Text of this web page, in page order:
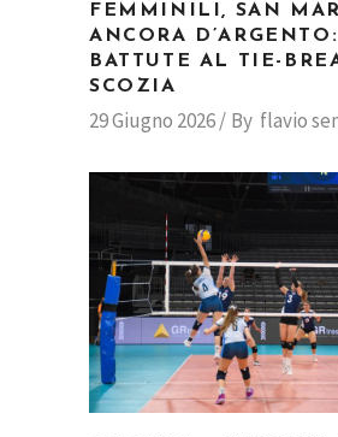
FEMMINILI, SAN
ANCORA
BATTUTE AL TIE-
SCOZIA
29 Giugno 2026 By flavio